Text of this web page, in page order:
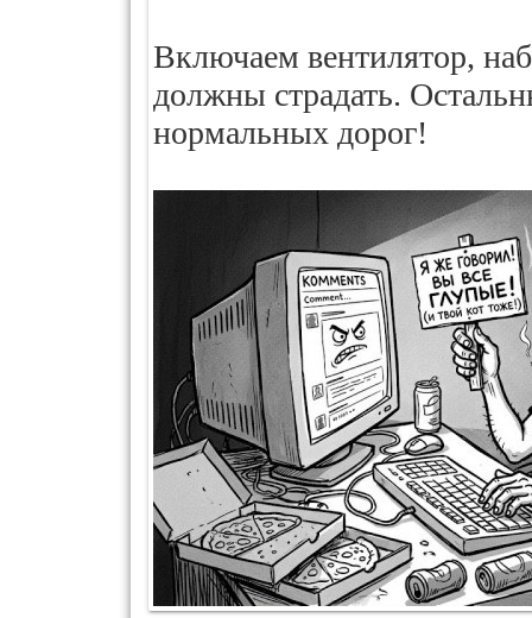
Включаем вентилятор,
должны страдать.
нормальных дорог!